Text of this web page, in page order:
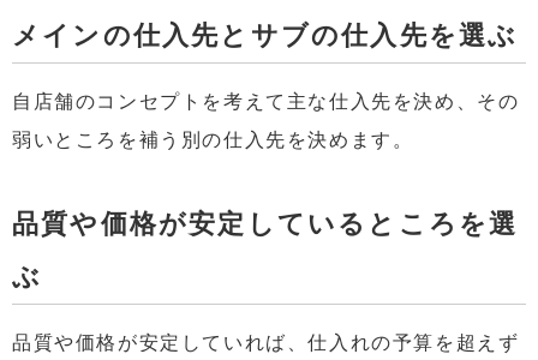
メインの仕入先とサブの仕入先を選ぶ
自店舗のコンセプトを考えて主な仕入先を決め、その
弱いところを補う別の仕入先を決めます。
品質や価格が安定しているところを選
ぶ
品質や価格が安定していれば、仕入れの予算を超えず